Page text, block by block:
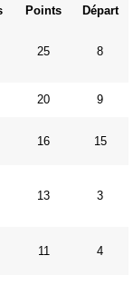
Points Départ
25 8
20 9
16 15
13 3
11 4